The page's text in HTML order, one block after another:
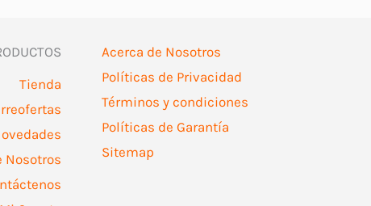
Tienda
Nosotros
Acerca de Nosotros
Políticas de Privacidad
Términos y condiciones
Políticas de Garantía
Sitemap